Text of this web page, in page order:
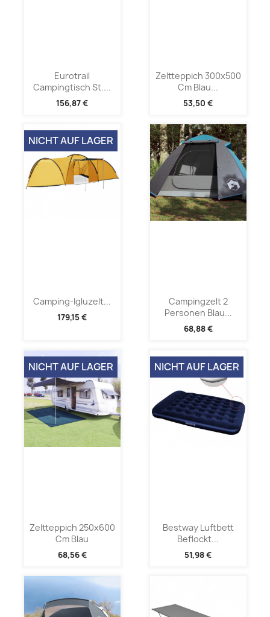
Eurotrail
Campingtisch St....
156,87 €
Zeltteppich 300x500
Cm Blau...
53,50 €
Camping-Igluzelt...
179,15 €
NICHT AUF LAGER
Campingzelt 2
Personen Blau...
68,88 €
Zeltteppich 250x600
Cm Blau
68,56 €
NICHT AUF LAGER
Bestway Luftbett
Beflockt...
51,98 €
NICHT AUF LAGER